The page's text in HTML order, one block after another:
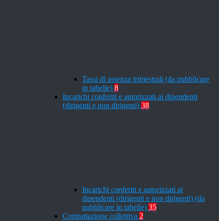
Tassi di assenza trimestrali (da pubblicare
in tabelle) 8
Incarichi conferiti e autorizzati ai dipendenti
(dirigenti e non dirigenti) 38
Incarichi conferiti e autorizzati ai
dipendenti (dirigenti e non dirigenti) (da
pubblicare in tabelle) 35
Contrattazione collettiva 2